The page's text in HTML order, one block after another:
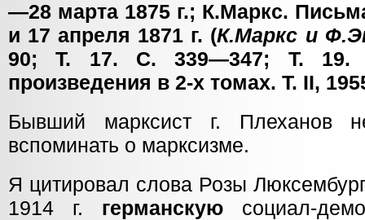
—28 марта 1875 г.; К.Маркс.
и 17 апреля 1871 г. (К.Маркс и
90; Т. 17. С. 339—347; Т.
произведения в 2-х томах. Т. II,
Бывший марксист г. Плеханов
вспоминать о марксизме.
Я цитировал слова Розы
1914 г. германскую социал-